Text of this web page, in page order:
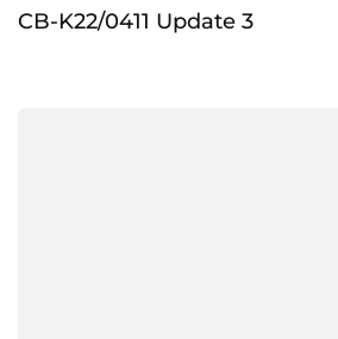
CB-K22/0411 Update 3